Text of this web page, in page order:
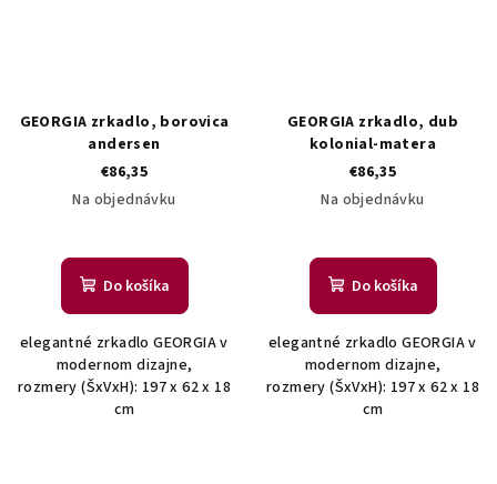
GEORGIA zrkadlo, borovica
andersen
€86,35
Na objednávku
Do košíka
elegantné zrkadlo GEORGIA v
modernom dizajne,
rozmery (ŠxVxH): 197 x 62 x 18
cm
GEORGIA zrkadlo, dub
kolonial-matera
€86,35
Na objednávku
Do košíka
elegantné zrkadlo GEORGIA v
modernom dizajne,
rozmery (ŠxVxH): 197 x 62 x 18
cm